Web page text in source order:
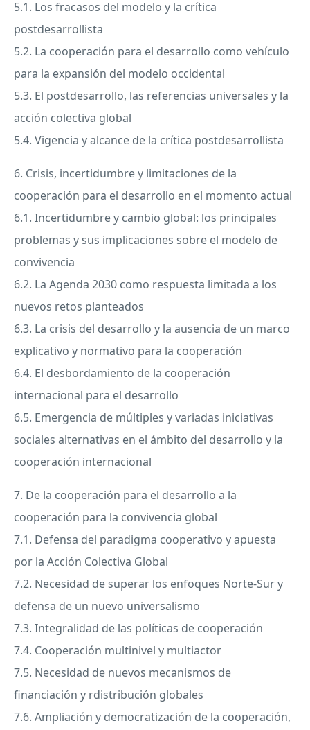
5.1. Los fracasos del modelo y la crítica
postdesarrollista
5.2. La cooperación para el desarrollo como vehículo
para la expansión del modelo occidental
5.3. El postdesarrollo, las referencias universales y la
acción colectiva global
5.4. Vigencia y alcance de la crítica postdesarrollista
6. Crisis, incertidumbre y limitaciones de la
cooperación para el desarrollo en el momento actual
6.1. Incertidumbre y cambio global: los principales
problemas y sus implicaciones sobre el modelo de
convivencia
6.2. La Agenda 2030 como respuesta limitada a los
nuevos retos planteados
6.3. La crisis del desarrollo y la ausencia de un marco
explicativo y normativo para la cooperación
6.4. El desbordamiento de la cooperación
internacional para el desarrollo
6.5. Emergencia de múltiples y variadas iniciativas
sociales alternativas en el ámbito del desarrollo y la
cooperación internacional
7. De la cooperación para el desarrollo a la
cooperación para la convivencia global
7.1. Defensa del paradigma cooperativo y apuesta
por la Acción Colectiva Global
7.2. Necesidad de superar los enfoques Norte-Sur y
defensa de un nuevo universalismo
7.3. Integralidad de las políticas de cooperación
7.4. Cooperación multinivel y multiactor
7.5. Necesidad de nuevos mecanismos de
financiación y rdistribución globales
7.6. Ampliación y democratización de la cooperación,